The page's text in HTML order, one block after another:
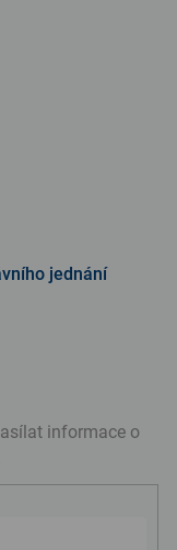
jednání
informace o